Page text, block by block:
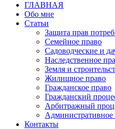
ГЛАВНАЯ
Обо мне
Статьи
Защита прав
Семейное право
Садоводческие и
Наследственное
Земля и
Жилищное право
Гражданское право
Гражданский
Арбитражный
Административное
Контакты